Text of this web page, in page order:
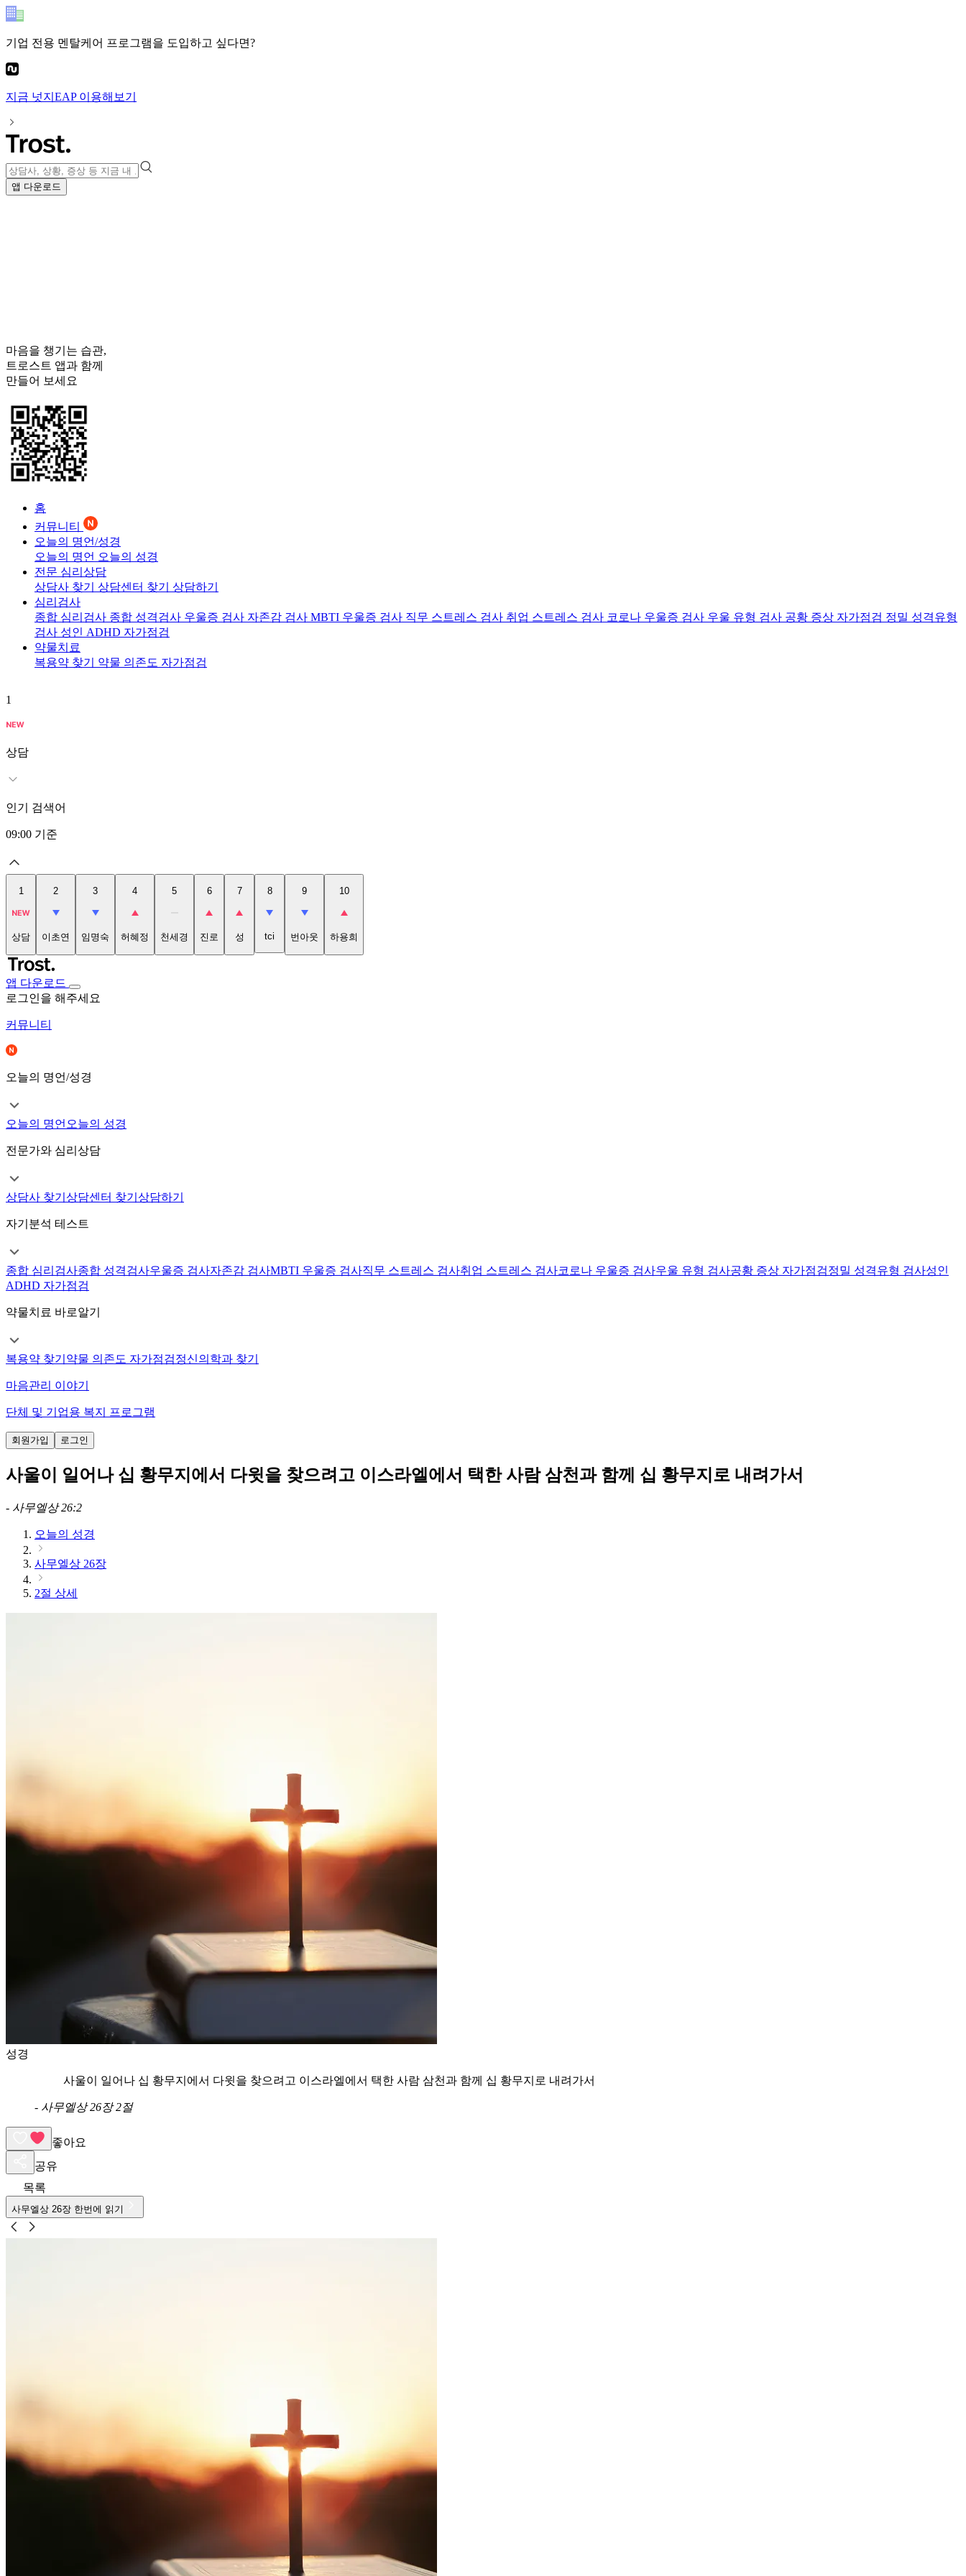
기업 전용 멘탈케어 프로그램을 도입하고 싶다면?
지금 넛지EAP이용해보기
앱 다운로드
마음을 챙기는 습관,
트로스트 앱과 함께
만들어 보세요
홈
커뮤니티
오늘의 명언/성경
오늘의 명언 오늘의 성경
전문 심리상담
상담사 찾기 상담센터 찾기 상담하기
심리검사
종합 심리검사 종합 성격검사 우울증 검사 자존감 검사 MBTI 우울증 검사 직무 스트레스 검사 취업 스트레스 검사 코로나 우울증 검사 우울 유형 검사 공황 증상 자가점검 정밀 성격유형
검사 성인 ADHD 자가점검
약물치료
복용약 찾기 약물 의존도 자가점검
1
상담
인기 검색어
09:00 기준
1
상담
2
이초연
3
임명숙
4
허혜정
5
천세경
6
진로
7
성
8
tci
9
번아웃
10
하용희
앱 다운로드
로그인을 해주세요
커뮤니티
오늘의 명언/성경
오늘의 명언 오늘의 성경
전문가와 심리상담
상담사 찾기 상담센터 찾기 상담하기
자기분석 테스트
종합 심리검사종합 성격검사우울증 검사자존감 검사MBTI 우울증 검사직무 스트레스 검사취업 스트레스 검사코로나 우울증 검사우울 유형 검사공황 증상 자가점검정밀 성격유형 검사성인
ADHD 자가점검
약물치료 바로알기
복용약 찾기 약물 의존도 자가점검정신의학과 찾기
마음관리 이야기
단체 및 기업용 복지 프로그램
회원가입 로그인
사울이 일어나 십 황무지에서 다윗을 찾으려고 이스라엘에서 택한 사람 삼천과 함께 십 황무지로 내려가서
- 사무엘상 26:2
오늘의 성경
사무엘상 26장
2절 상세
성경
사울이 일어나 십 황무지에서 다윗을 찾으려고 이스라엘에서 택한 사람 삼천과 함께 십 황무지로 내려가서
- 사무엘상 26장 2절
좋아요
공유
목록
사무엘상 26장 한번에 읽기